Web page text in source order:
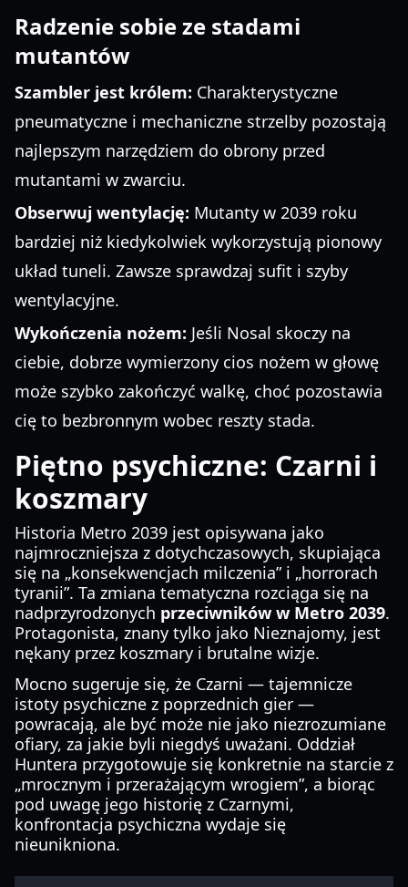
Radzenie sobie ze stadami
mutantów
Szambler jest królem: Charakterystyczne
pneumatyczne i mechaniczne strzelby pozostają
najlepszym narzędziem do obrony przed
mutantami w zwarciu.
Obserwuj wentylację: Mutanty w 2039 roku
bardziej niż kiedykolwiek wykorzystują pionowy
układ tuneli. Zawsze sprawdzaj sufit i szyby
wentylacyjne.
Wykończenia nożem: Jeśli Nosal skoczy na
ciebie, dobrze wymierzony cios nożem w głowę
może szybko zakończyć walkę, choć pozostawia
cię to bezbronnym wobec reszty stada.
Piętno psychiczne: Czarni i
koszmary
Historia Metro 2039 jest opisywana jako
najmroczniejsza z dotychczasowych, skupiająca
się na „konsekwencjach milczenia” i „horrorach
tyranii”. Ta zmiana tematyczna rozciąga się na
nadprzyrodzonych przeciwników w Metro 2039.
Protagonista, znany tylko jako Nieznajomy, jest
nękany przez koszmary i brutalne wizje.
Mocno sugeruje się, że Czarni — tajemnicze
istoty psychiczne z poprzednich gier —
powracają, ale być może nie jako niezrozumiane
ofiary, za jakie byli niegdyś uważani. Oddział
Huntera przygotowuje się konkretnie na starcie z
„mrocznym i przerażającym wrogiem”, a biorąc
pod uwagę jego historię z Czarnymi,
konfrontacja psychiczna wydaje się
nieunikniona.